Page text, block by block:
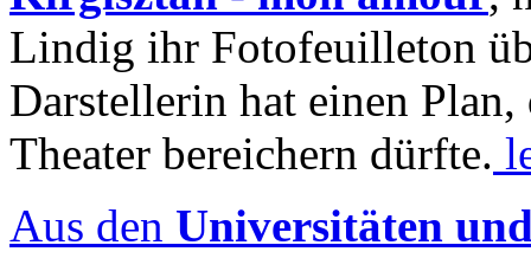
Lindig ihr Fotofeuilleton
Darstellerin hat einen Plan,
Theater bereichern dürfte.
Aus den Universitäten